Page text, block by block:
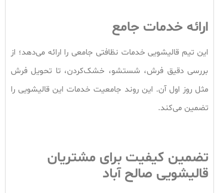
ارائه خدمات جامع
این تیم قالیشویی خدمات نظافتی جامعی را ارائه می‌دهد؛ از
بررسی دقیق فرش، شستشو، خشک‌کردن، تا تحویل فرش
مثل روز اول آن. این روند جامعیت خدمات این قالیشویی را
تضمین می‌کند.
تضمین کیفیت برای مشتریان
قالیشویی صالح آباد